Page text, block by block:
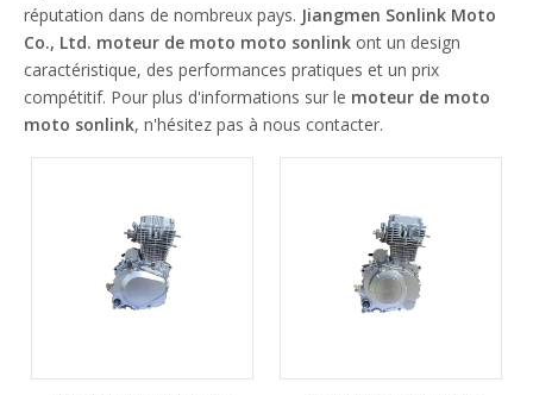
réputation dans de nombreux pays. Jiangmen Sonlink Moto
Co., Ltd. moteur de moto moto sonlink ont un design
caractéristique, des performances pratiques et un prix
compétitif. Pour plus d'informations sur le moteur de moto
moto sonlink, n'hésitez pas à nous contacter.